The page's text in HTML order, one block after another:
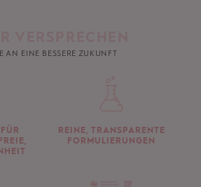
AN EINE BESSERE ZUKUNFT
REINE, TRANSPARENTE
FORMULIERUNGEN